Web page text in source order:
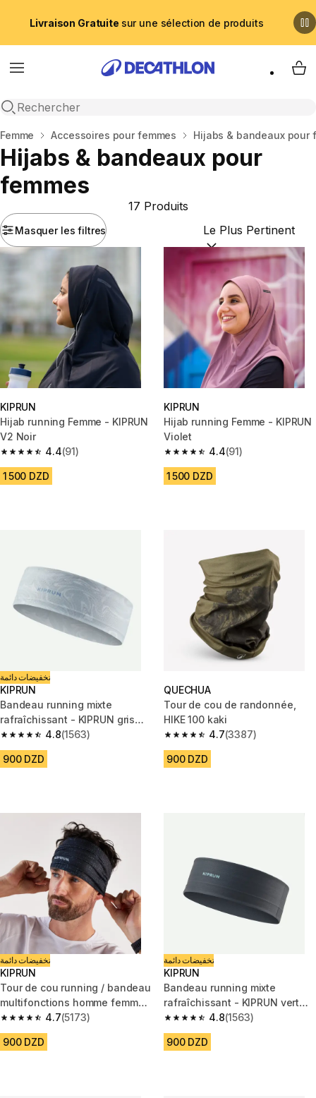
Livraison Gratuite sur une sélection de produits
Menu
Recherche ouverte
My
Accueil
Femme Accessoires pour femmes Hijabs & bandeaux pour
Hijabs & bandeaux pour
femmes
Masquer les filtres
17 Produits
Trier par :(optional)
KIPRUN
Hijab running Femme - KIPRUN
V2 Noir
4.4
4.4 out of 5 stars from 91 reviews
(91)
1 500 DZD
KIPRUN
Hijab running Femme - KIPRUN
Violet
4.4
4.4 out of 5 stars from 91
(91)
1 500 DZD
تخفيضات دائمة
KIPRUN
Bandeau running mixte
rafraîchissant - KIPRUN gris
graphique4.8
4.8 out of 5 stars from 1563 reviews
(1563)
900 DZD
QUECHUA
Tour de cou de randonnée,
HIKE 100 kaki
4.7
4.7 out of 5 stars from 3387
(3387)
900 DZD
تخفيضات دائمة
KIPRUN
Tour de cou running / bandeau
multifonctions homme femme
gris
4.7
4.7 out of 5 stars from 5173 reviews
(5173)
900 DZD
تخفيضات دائمة
KIPRUN
Bandeau running mixte
rafraîchissant - KIPRUN vert
foncé
4.8
4.8 out of 5 stars from 1563
(1563)
900 DZD